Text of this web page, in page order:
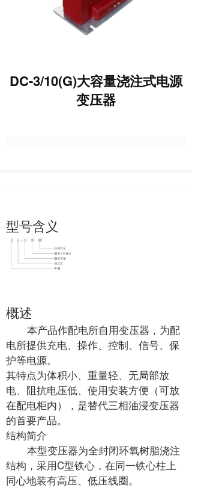
DC-3/10(G)大容量浇注式电源
变压器
型号含义
概述
本产品作配电所自用变压器，为配
电所提供充电、操作、控制、信号、保
护等电源。
其特点为体积小、重量轻、无局部放
电、阻抗电压低、使用安装方便（可放
在配电柜内），是替代三相油浸变压器
的首要产品。
结构简介
本型变压器为全封闭环氧树脂浇注
结构，采用C型铁心，在同一铁心柱上
同心地装有高压、低压线圈。